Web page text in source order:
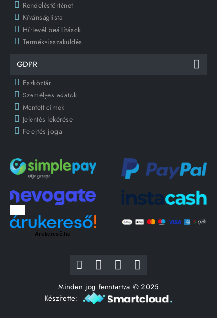
Rendeléstörténet
Kívánságlista
Hírlevél beállítások
Termékvisszaküldés
GDPR
Eszköztár
Személyes adatok
Mentett címek
Jelentés lekérése
Felejtés joga
Árukereső.hu
Minden jog fenntartva © 2025
Készítette: